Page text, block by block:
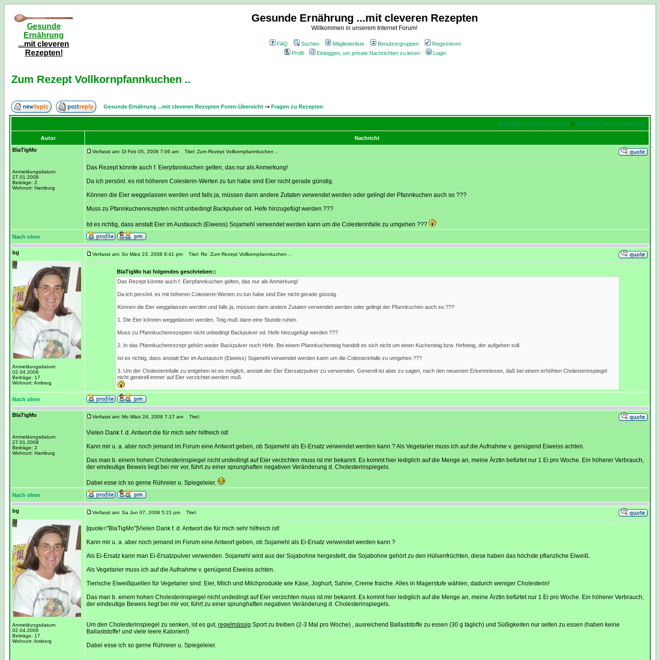
Gesunde
Ernährung
...mit cleveren
Rezepten!
Gesunde Ernährung ...mit cleveren Rezepten
Willkommen in unserem Internet Forum!
FAQ Suchen Mitgliederliste Benutzergruppen
Registrieren
Profil
Einloggen, um private Nachrichten zu lesen Login
Zum Rezept Vollkornpfannkuchen ..
Gesunde Ernährung ...mit cleveren Rezepten Foren-Übersicht -> Fragen zu Rezepten
Vorheriges Thema anzeigen :: Nächstes Thema anzeigen
Autor
Nachricht
BlaTigMo
Anmeldungsdatum:
27.01.2008
Beiträge: 2
Wohnort: Hamburg
Verfasst am: Di Feb 05, 2008 7:06 am Titel: Zum Rezept Vollkornpfannkuchen ..
Das Rezept könnte auch f. Eierpfannkuchen gelten, das nur als Anmerkung!
Da ich persönl. es mit höheren Colesterin-Werten zu tun habe sind Eier nicht gerade günstig.
Können die Eier weggelassen werden und falls ja, müssen dann andere Zutaten verwendet werden oder gelingt der Pfannkuchen auch so ???
Muss zu Pfannkuchenrezepten nicht unbedingt Backpulver od. Hefe hinzugefügt werden ???
Ist es richtig, dass anstatt Eier im Austausch (Eiweiss) Sojamehl verwendet werden kann um die Colesterinfalle zu umgehen ???
Nach oben
bg
Anmeldungsdatum:
02.04.2006
Beiträge: 17
Wohnort: Amberg
Verfasst am: So März 23, 2008 8:41 pm Titel: Re: Zum Rezept Vollkornpfannkuchen ..
BlaTigMo hat folgendes geschrieben::
Das Rezept könnte auch f. Eierpfannkuchen gelten, das nur als Anmerkung!
Da ich persönl. es mit höheren Colesterin-Werten zu tun habe sind Eier nicht gerade günstig.
Können die Eier weggelassen werden und falls ja, müssen dann andere Zutaten verwendet werden oder gelingt der Pfannkuchen auch so ???
1. Die Eier können weggelassen werden, Teig muß dann eine Stunde ruhen.
Muss zu Pfannkuchenrezepten nicht unbedingt Backpulver od. Hefe hinzugefügt werden ???
2. In das Pfannkuchenrezept gehört weder Backpulver noch Hefe. Bei einem Pfannkuchenteig handelt es sich nicht um einen Kuchenteig bzw. Hefeteig, der aufgehen soll.
Ist es richtig, dass anstatt Eier im Austausch (Eiweiss) Sojamehl verwendet werden kann um die Colesterinfalle zu umgehen ???
3. Um der Cholesterinfalle zu entgehen ist es möglich, anstatt der Eier Eiersatzpulver zu verwenden. Generell ist aber zu sagen, nach den neuesten Erkennnissen, daß bei einem erhöhten Cholesterinspiegel
nicht generell immer auf Eier verzichtet werden muß.
Nach oben
BlaTigMo
Anmeldungsdatum:
27.01.2008
Beiträge: 2
Wohnort: Hamburg
Verfasst am: Mo März 24, 2008 7:17 am Titel:
Vielen Dank f. d. Antwort die für mich sehr hilfreich ist!
Kann mir u. a. aber noch jemand im Forum eine Antwort geben, ob Sojamehl als Ei-Ersatz verwendet werden kann ? Als Vegetarier muss ich auf die Aufnahme v. genügend Eiweiss achten.
Das man b. einem hohen Cholesterinspiegel nicht undedingt auf Eier verzichten muss ist mir bekannt. Es kommt hier lediglich auf die Menge an, meine Ärztin befürtet nur 1 Ei pro Woche. Ein höherer Verbrauch,
der eindeutige Beweis liegt bei mir vor, führt zu einer sprunghaften negativen Veränderung d. Cholesterinspiegels.
Dabei esse ich so gerne Rühreier u. Spiegeleier.
Nach oben
bg
Anmeldungsdatum:
02.04.2006
Beiträge: 17
Wohnort: Amberg
Verfasst am: Sa Jun 07, 2008 5:21 pm Titel:
[quote="BlaTigMo"]Vielen Dank f. d. Antwort die für mich sehr hilfreich ist!
Kann mir u. a. aber noch jemand im Forum eine Antwort geben, ob Sojamehl als Ei-Ersatz verwendet werden kann ?
Als Ei-Ersatz kann man Ei-Ersatzpulver verwenden. Sojamehl wird aus der Sojabohne hergestellt, die Sojabohne gehört zu den Hülsenfrüchten, diese haben das höchste pflanzliche Eiweiß.
Als Vegetarier muss ich auf die Aufnahme v. genügend Eiweiss achten.
Tierische Eiweißquellen für Vegetarier sind: Eier, Milch und Milchprodukte wie Käse, Joghurt, Sahne, Creme fraiche. Alles in Magerstufe wählen, dadurch weniger Cholesterin!
Das man b. einem hohen Cholesterinspiegel nicht undedingt auf Eier verzichten muss ist mir bekannt. Es kommt hier lediglich auf die Menge an, meine Ärztin befürtet nur 1 Ei pro Woche. Ein höherer Verbrauch,
der eindeutige Beweis liegt bei mir vor, führt zu einer sprunghaften negativen Veränderung d. Cholesterinspiegels.
Um den Cholesterinspiegel zu senken, ist es gut, regelmässig Sport zu treiben (2-3 Mal pro Woche) , ausreichend Ballaststoffe zu essen (30 g täglich) und Süßigkeiten nur selten zu essen (haben keine
Ballaststoffe! und viele leere Kalorien!)
Dabei esse ich so gerne Rühreier u. Spiegeleier.